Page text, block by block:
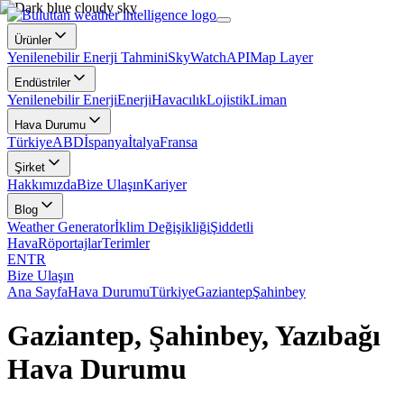
Ürünler
Yenilenebilir Enerji TahminiSkyWatchAPIMap Layer
Endüstriler
Yenilenebilir EnerjiEnerjiHavacılıkLojistikLiman
Hava Durumu
TürkiyeABDİspanyaİtalyaFransa
Şirket
HakkımızdaBize UlaşınKariyer
Blog
Weather Generatorİklim DeğişikliğiŞiddetli
HavaRöportajlarTerimler
ENTR
Bize Ulaşın
Ana SayfaHava DurumuTürkiyeGaziantepŞahinbey
Gaziantep, Şahinbey, Yazıbağı
Hava Durumu